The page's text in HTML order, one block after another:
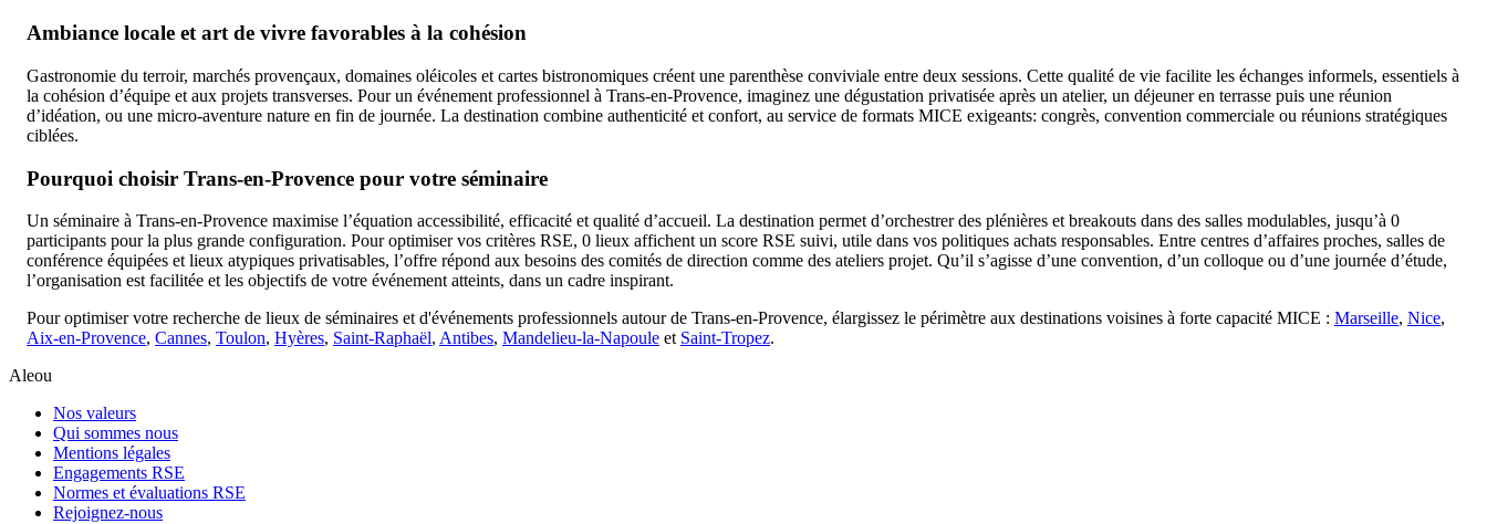
Ambiance locale et art de vivre favorables à la cohésion
Gastronomie du terroir, marchés provençaux, domaines oléicoles et cartes bistronomiques créent une parenthèse conviviale entre deux sessions. Cette qualité de vie facilite les échanges informels, essentiels à
la cohésion d’équipe et aux projets transverses. Pour un événement professionnel à Trans-en-Provence, imaginez une dégustation privatisée après un atelier, un déjeuner en terrasse puis une réunion
d’idéation, ou une micro-aventure nature en fin de journée. La destination combine authenticité et confort, au service de formats MICE exigeants: congrès, convention commerciale ou réunions stratégiques
ciblées.
Pourquoi choisir Trans-en-Provence pour votre séminaire
Un séminaire à Trans-en-Provence maximise l’équation accessibilité, efficacité et qualité d’accueil. La destination permet d’orchestrer des plénières et breakouts dans des salles modulables, jusqu’à 0
participants pour la plus grande configuration. Pour optimiser vos critères RSE, 0 lieux affichent un score RSE suivi, utile dans vos politiques achats responsables. Entre centres d’affaires proches, salles de
conférence équipées et lieux atypiques privatisables, l’offre répond aux besoins des comités de direction comme des ateliers projet. Qu’il s’agisse d’une convention, d’un colloque ou d’une journée d’étude,
l’organisation est facilitée et les objectifs de votre événement atteints, dans un cadre inspirant.
Pour optimiser votre recherche de lieux de séminaires et d'événements professionnels autour de Trans-en-Provence, élargissez le périmètre aux destinations voisines à forte capacité MICE : Marseille, Nice,
Aix-en-Provence, Cannes, Toulon, Hyères, Saint-Raphaël, Antibes, Mandelieu-la-Napoule et Saint-Tropez.
Aleou
Nos valeurs
Qui sommes nous
Mentions légales
Engagements RSE
Normes et évaluations RSE
Rejoignez-nous